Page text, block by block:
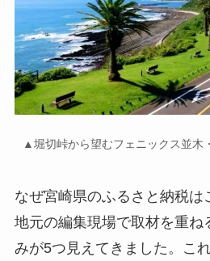
▲堀切峠から望むフェニックス並木
なぜ宮崎県のふるさと納税は
地元の編集現場で取材を重ね
みが5つ見えてきました。こ